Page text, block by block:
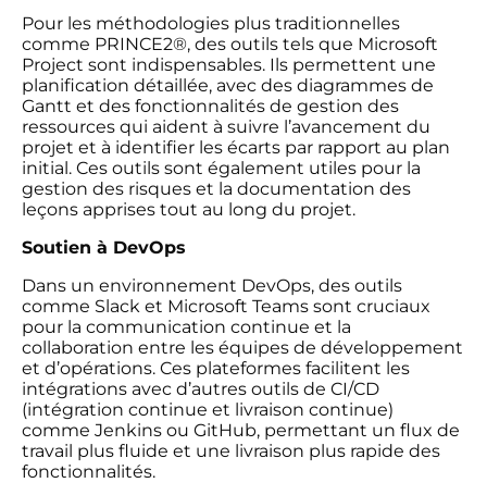
Pour les méthodologies plus traditionnelles
comme PRINCE2®, des outils tels que Microsoft
Project sont indispensables. Ils permettent une
planification détaillée, avec des diagrammes de
Gantt et des fonctionnalités de gestion des
ressources qui aident à suivre l’avancement du
projet et à identifier les écarts par rapport au plan
initial. Ces outils sont également utiles pour la
gestion des risques et la documentation des
leçons apprises tout au long du projet.
Soutien à DevOps
Dans un environnement DevOps, des outils
comme Slack et Microsoft Teams sont cruciaux
pour la communication continue et la
collaboration entre les équipes de développement
et d’opérations. Ces plateformes facilitent les
intégrations avec d’autres outils de CI/CD
(intégration continue et livraison continue)
comme Jenkins ou GitHub, permettant un flux de
travail plus fluide et une livraison plus rapide des
fonctionnalités.